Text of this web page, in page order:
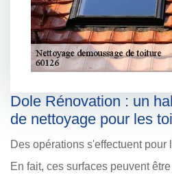
Dole Rénovation : un
de nettoyage pour les
Des opérations s'effectuent pour
En fait, ces surfaces peuvent